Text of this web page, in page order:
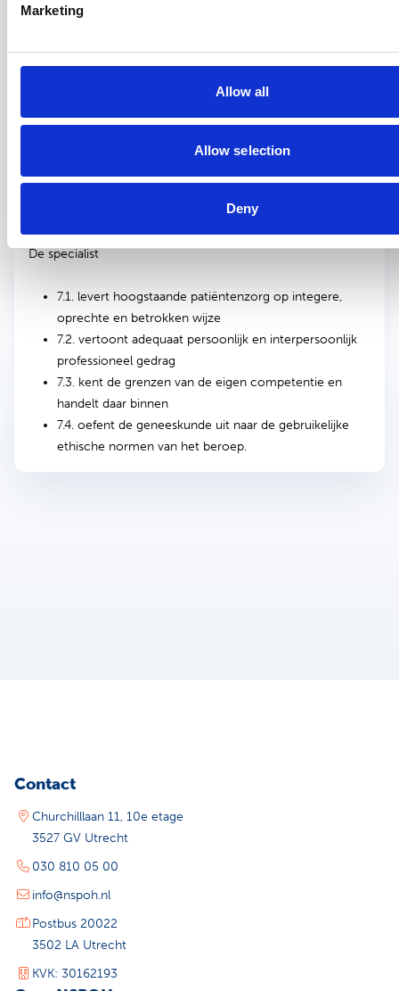
Marketing
Allow all
Allow selection
Deny
6.2. beheert de middelen voor optimale
6.3. toont leiderschap in de beroepspraktijk
7. Professionaliteit en kwaliteit
De specialist
7.1. levert hoogstaande patiëntenzorg op integere,
oprechte en betrokken wijze
7.2. vertoont adequaat persoonlijk en interpersoonlijk
professioneel gedrag
7.3. kent de grenzen van de eigen competentie en
handelt daar binnen
7.4. oefent de geneeskunde uit naar de gebruikelijke
ethische normen van het beroep.
Contact
Churchilllaan 11, 10e etage
3527 GV Utrecht
030 810 05 00
info@nspoh.nl
Postbus 20022
3502 LA Utrecht
KVK: 30162193